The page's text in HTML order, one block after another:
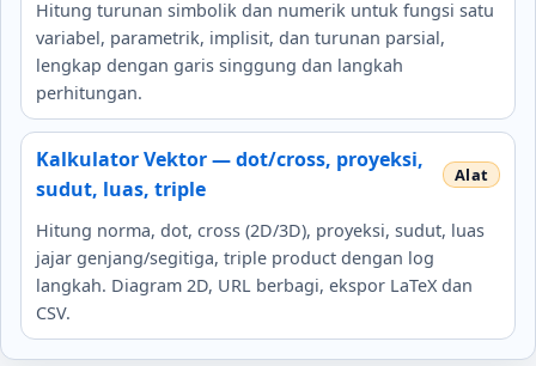
Hitung turunan simbolik dan numerik untuk fungsi satu
variabel, parametrik, implisit, dan turunan parsial,
lengkap dengan garis singgung dan langkah
perhitungan.
Kalkulator Vektor — dot/cross, proyeksi,
sudut, luas, triple
Hitung norma, dot, cross (2D/3D), proyeksi, sudut, luas
jajar genjang/segitiga, triple product dengan log
langkah. Diagram 2D, URL berbagi, ekspor LaTeX dan
CSV.